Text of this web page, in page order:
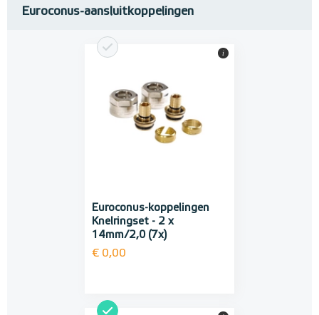
Euroconus-aansluitkoppelingen
Euroconus-koppelingen
Knelringset - 2 x
14mm/2,0 (7x)
€ 0,00
i